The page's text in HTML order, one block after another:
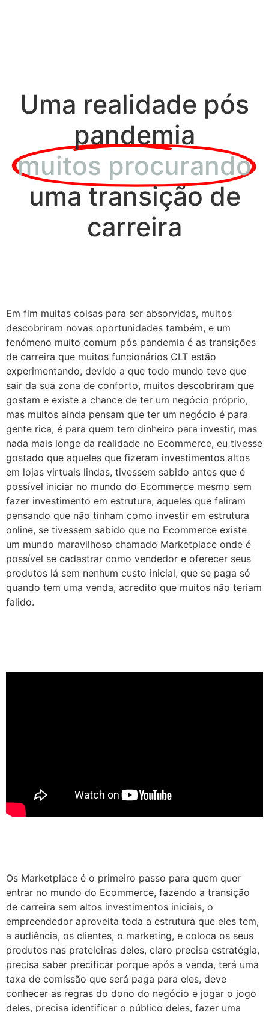
Uma realidade pós
pandemia
muitos procurando
uma transição de
carreira
Em fim muitas coisas para ser absorvidas, muitos
descobriram novas oportunidades também, e um
fenómeno muito comum pós pandemia é as transições
de carreira que muitos funcionários CLT estão
experimentando, devido a que todo mundo teve que
sair da sua zona de conforto, muitos descobriram que
gostam e existe a chance de ter um negócio próprio,
mas muitos ainda pensam que ter um negócio é para
gente rica, é para quem tem dinheiro para investir, mas
nada mais longe da realidade no Ecommerce, eu tivesse
gostado que aqueles que fizeram investimentos altos
em lojas virtuais lindas, tivessem sabido antes que é
possível iniciar no mundo do Ecommerce mesmo sem
fazer investimento em estrutura, aqueles que faliram
pensando que não tinham como investir em estrutura
online, se tivessem sabido que no Ecommerce existe
um mundo maravilhoso chamado Marketplace onde é
possível se cadastrar como vendedor e oferecer seus
produtos lá sem nenhum custo inicial, que se paga só
quando tem uma venda, acredito que muitos não teriam
falido.
Os Marketplace é o primeiro passo para quem quer
entrar no mundo do Ecommerce, fazendo a transição
de carreira sem altos investimentos iniciais, o
empreendedor aproveita toda a estrutura que eles tem,
a audiência, os clientes, o marketing, e coloca os seus
produtos nas prateleiras deles, claro precisa estratégia,
precisa saber precificar porque após a venda, terá uma
taxa de comissão que será paga para eles, deve
conhecer as regras do dono do negócio e jogar o jogo
deles, precisa identificar o público deles, fazer uma